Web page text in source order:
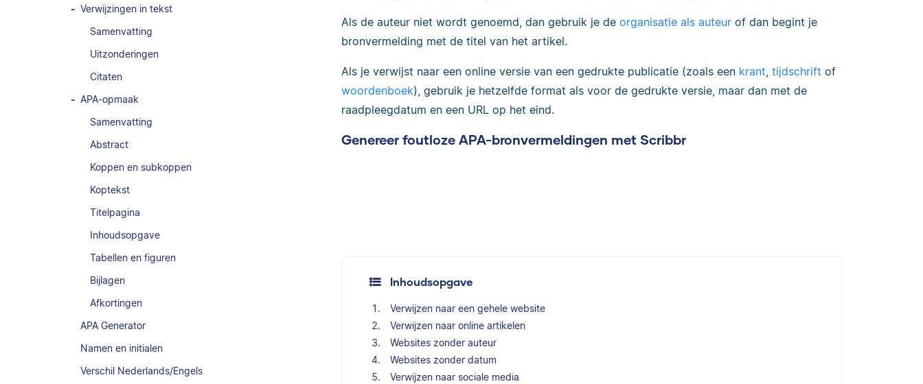
Verwijzingen in tekst
Samenvatting
Uitzonderingen
Citaten
APA-opmaak
Samenvatting
Abstract
Koppen en subkoppen
Koptekst
Titelpagina
Inhoudsopgave
Tabellen en figuren
Bijlagen
Afkortingen
APA Generator
Namen en initialen
Verschil Nederlands/Engels
Als de auteur niet wordt genoemd, dan gebruik je de organisatie als auteur of dan begint je
bronvermelding met de titel van het artikel.
Als je verwijst naar een online versie van een gedrukte publicatie (zoals een krant, tijdschrift of
woordenboek), gebruik je hetzelfde format als voor de gedrukte versie, maar dan met de
raadpleegdatum en een URL op het eind.
Genereer foutloze APA-bronvermeldingen met Scribbr
Inhoudsopgave
Verwijzen naar een gehele website
Verwijzen naar online artikelen
Websites zonder auteur
Websites zonder datum
Verwijzen naar sociale media